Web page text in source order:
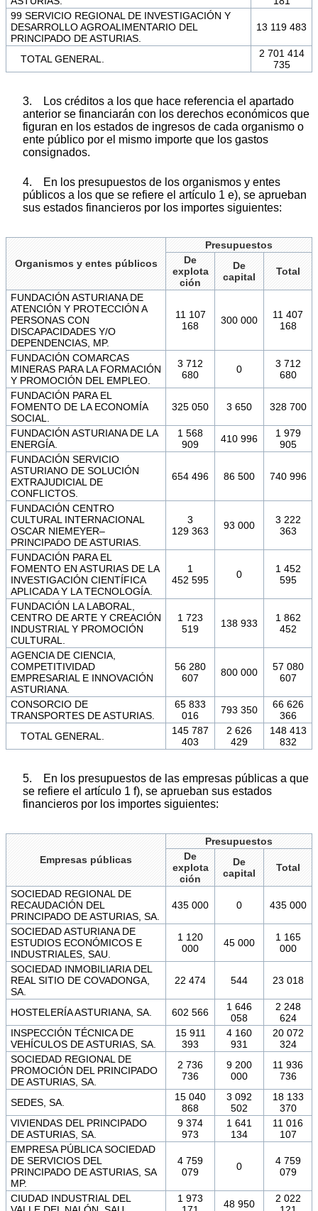
99 SERVICIO REGIONAL DE INVESTIGACIÓN Y
DESARROLLO AGROALIMENTARIO DEL
PRINCIPADO DE ASTURIAS.
13 119 483
TOTAL GENERAL.
2 701 414
735
3. Los créditos a los que hace referencia el apartado
anterior se financiarán con los derechos económicos que
figuran en los estados de ingresos de cada organismo o
ente público por el mismo importe que los gastos
consignados.
4. En los presupuestos de los organismos y entes
públicos a los que se refiere el artículo 1 e), se aprueban
sus estados financieros por los importes siguientes:
Organismos y entes públicos
Presupuestos
De
explota
ción
De
capital
Total
FUNDACIÓN ASTURIANA DE
ATENCIÓN Y PROTECCIÓN A
PERSONAS CON
DISCAPACIDADES Y/O
DEPENDENCIAS, MP.
11 107
168
300 000
11 407
168
FUNDACIÓN COMARCAS
MINERAS PARA LA FORMACIÓN
Y PROMOCIÓN DEL EMPLEO.
3 712
680
0
3 712
680
FUNDACIÓN PARA EL
FOMENTO DE LA ECONOMÍA
SOCIAL.
325 050 3 650 328 700
FUNDACIÓN ASTURIANA DE LA
ENERGÍA.
1 568
909
410 996
1 979
905
FUNDACIÓN SERVICIO
ASTURIANO DE SOLUCIÓN
EXTRAJUDICIAL DE
CONFLICTOS.
654 496 86 500 740 996
FUNDACIÓN CENTRO
CULTURAL INTERNACIONAL
OSCAR NIEMEYER–
PRINCIPADO DE ASTURIAS.
3
129 363
93 000
3 222
363
FUNDACIÓN PARA EL
FOMENTO EN ASTURIAS DE LA
INVESTIGACIÓN CIENTÍFICA
APLICADA Y LA TECNOLOGÍA.
1
452 595
0
1 452
595
FUNDACIÓN LA LABORAL,
CENTRO DE ARTE Y CREACIÓN
INDUSTRIAL Y PROMOCIÓN
CULTURAL.
1 723
519
138 933
1 862
452
AGENCIA DE CIENCIA,
COMPETITIVIDAD
EMPRESARIAL E INNOVACIÓN
ASTURIANA.
56 280
607
800 000
57 080
607
CONSORCIO DE
TRANSPORTES DE ASTURIAS.
65 833
016
793 350
66 626
366
TOTAL GENERAL.
145 787
403
2 626
429
148 413
832
5. En los presupuestos de las empresas públicas a que
se refiere el artículo 1 f), se aprueban sus estados
financieros por los importes siguientes:
Empresas públicas
Presupuestos
De
explota
ción
De
capital
Total
SOCIEDAD REGIONAL DE
RECAUDACIÓN DEL
PRINCIPADO DE ASTURIAS, SA.
435 000 0 435 000
SOCIEDAD ASTURIANA DE
ESTUDIOS ECONÓMICOS E
INDUSTRIALES, SAU.
1 120
000
45 000
1 165
000
SOCIEDAD INMOBILIARIA DEL
REAL SITIO DE COVADONGA,
SA.
22 474 544 23 018
HOSTELERÍA ASTURIANA, SA. 602 566
1 646
058
2 248
624
INSPECCIÓN TÉCNICA DE
VEHÍCULOS DE ASTURIAS, SA.
15 911
393
4 160
931
20 072
324
SOCIEDAD REGIONAL DE
PROMOCIÓN DEL PRINCIPADO
DE ASTURIAS, SA.
2 736
736
9 200
000
11 936
736
SEDES, SA.
15 040
868
3 092
502
18 133
370
VIVIENDAS DEL PRINCIPADO
DE ASTURIAS, SA.
9 374
973
1 641
134
11 016
107
EMPRESA PÚBLICA SOCIEDAD
DE SERVICIOS DEL
PRINCIPADO DE ASTURIAS, SA
MP.
4 759
079
0
4 759
079
CIUDAD INDUSTRIAL DEL
1 973
48 950
2 022